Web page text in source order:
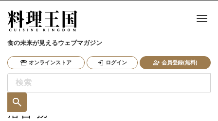
食の未来が見えるウェブマガジン
オンラインストア ログイン 会員登録(無料)
ナ
落合 務